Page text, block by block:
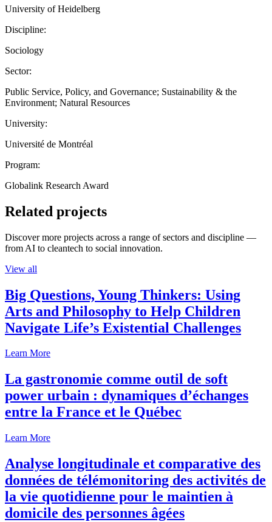
University of Heidelberg
Discipline:
Sociology
Sector:
Public Service, Policy, and Governance; Sustainability & the
Environment; Natural Resources
University:
Université de Montréal
Program:
Globalink Research Award
Related projects
Discover more projects across a range of sectors and discipline —
from AI to cleantech to social innovation.
View all
Big Questions, Young Thinkers: Using
Arts and Philosophy to Help Children
Navigate Life’s Existential Challenges
Learn More
La gastronomie comme outil de soft
power urbain : dynamiques d’échanges
entre la France et le Québec
Learn More
Analyse longitudinale et comparative des
données de télémonitoring des activités de
la vie quotidienne pour le maintien à
domicile des personnes âgées